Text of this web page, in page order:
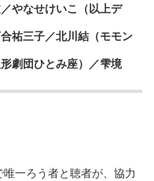
やなせけいこ（以上デ
祐三子／北川結（モモン
劇団ひとみ座）／雫境
一ろう者と聴者が、協力